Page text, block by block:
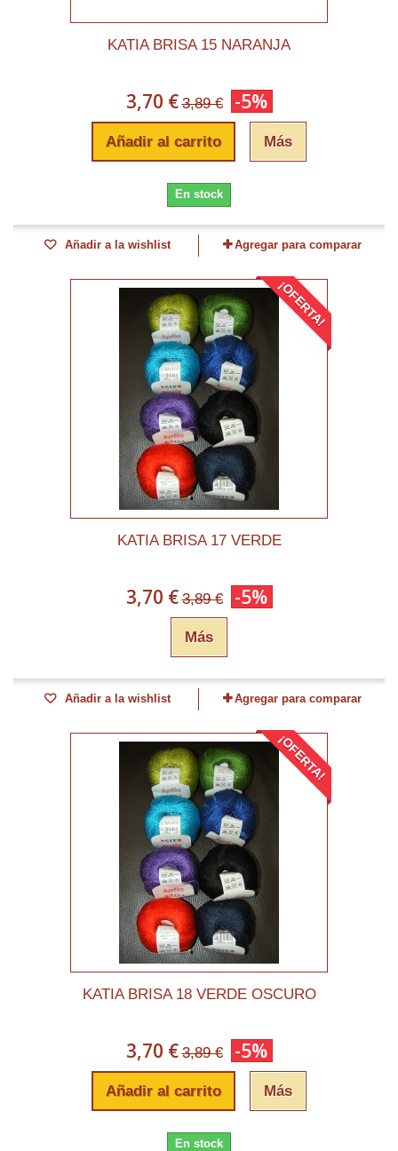
KATIA BRISA 15 NARANJA
3,70 € 3,89 € -5%
Añadir al carrito Más
En stock
Añadir a la wishlist Agregar para comparar
¡OFERTA!
KATIA BRISA 17 VERDE
3,70 € 3,89 € -5%
Más
Añadir a la wishlist Agregar para comparar
¡OFERTA!
KATIA BRISA 18 VERDE OSCURO
3,70 € 3,89 € -5%
Añadir al carrito Más
En stock